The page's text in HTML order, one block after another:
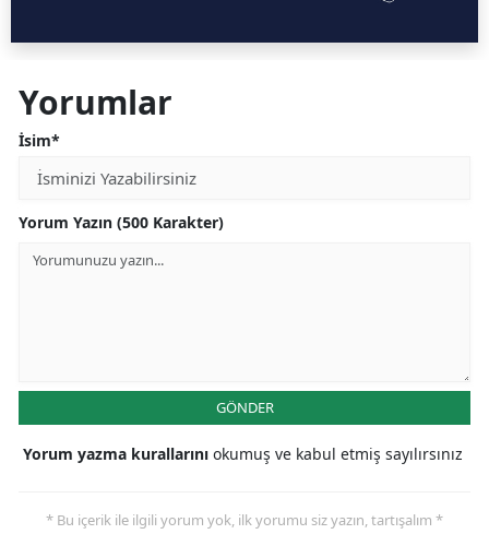
Yorumlar
İsim*
Yorum Yazın (500 Karakter)
GÖNDER
Yorum yazma kurallarını okumuş ve kabul etmiş sayılırsınız
* Bu içerik ile ilgili yorum yok, ilk yorumu siz yazın, tartışalım *